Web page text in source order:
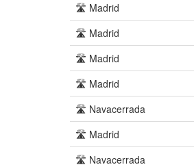
🛣️ Madrid
🛣️ Madrid
🛣️ Madrid
🛣️ Madrid
🛣️ Navacerrada
🛣️ Madrid
🛣️ Navacerrada